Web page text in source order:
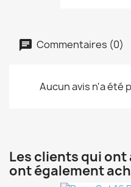
Commentaires (0)
Aucun avis n'a été
Les clients qui
ont également